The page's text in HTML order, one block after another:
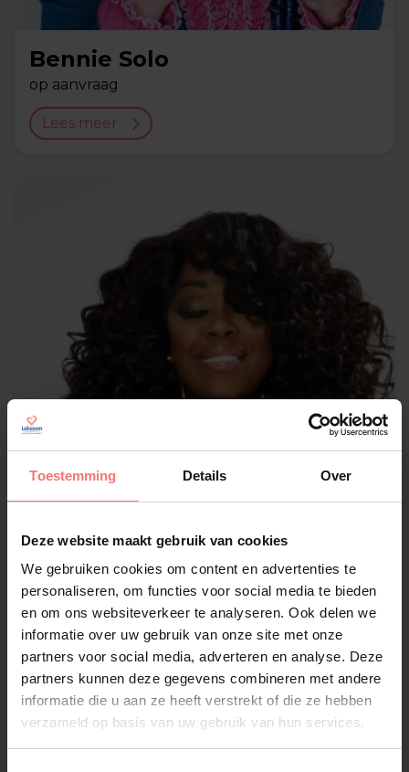
Toestemming Details Over
Deze website maakt gebruik van cookies
We gebruiken cookies om content en advertenties te
personaliseren, om functies voor social media te bieden
en om ons websiteverkeer te analyseren. Ook delen we
informatie over uw gebruik van onze site met onze
partners voor social media, adverteren en analyse. Deze
partners kunnen deze gegevens combineren met andere
informatie die u aan ze heeft verstrekt of die ze hebben
verzameld op basis van uw gebruik van hun services.
Bennie Solo
op aanvraag
Lees meer
Berget Lewis
€ 6750,-
Lees meer